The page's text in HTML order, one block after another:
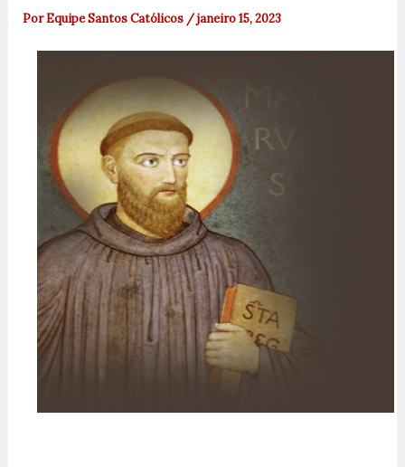
PorEquipe Santos Católicos /janeiro 15, 2023